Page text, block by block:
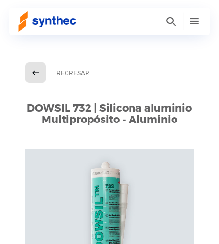
REGRESAR
DOWSIL 732 | Silicona aluminio
Multipropósito - Aluminio